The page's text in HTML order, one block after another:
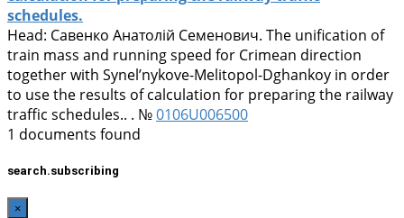
schedules.
Head: Савенко Анатолій Семенович. The unification of
train mass and running speed for Crimean direction
together with Synel’nykove-Melitopol-Dghankoy in order
to use the results of calculation for preparing the railway
traffic schedules.. . №0106U006500
1 documents found
search.subscribing
×